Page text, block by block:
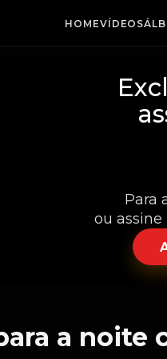
HOMEVÍDEOS
Para
ou assine
a noite